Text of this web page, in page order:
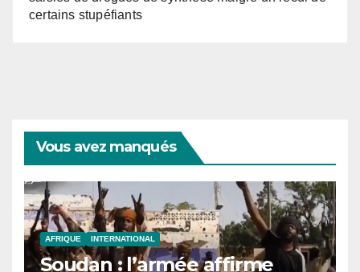
certains stupéfiants
Vous avez manqués
AFRIQUE INTERNATIONAL
Soudan : l’armée affirme